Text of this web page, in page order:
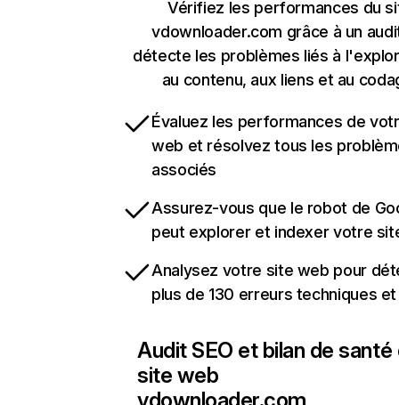
Vérifiez les performances du
vdownloader.com grâce à un
détecte les problèmes liés à
au contenu, aux liens et au
Évaluez les performances de
web et résolvez tous les
associés
Assurez-vous que le robot de
peut explorer et indexer votre
Analysez votre site web pour
plus de 130 erreurs techniques et
Audit SEO et bilan de santé
site web